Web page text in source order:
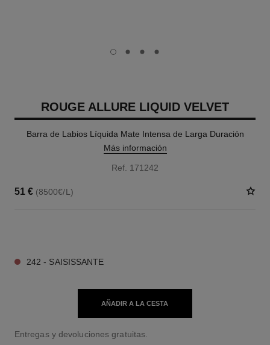
carousel dot
carousel dot
carousel dot
carousel dot
ROUGE ALLURE LIQUID VELVET
Barra de Labios Líquida Mate Intensa de Larga Duración
Más información
Ref. 171242
51 € (8500€/L)
242 - SAISISSANTE
AÑADIR A LA CESTA
Entregas y devoluciones gratuitas.